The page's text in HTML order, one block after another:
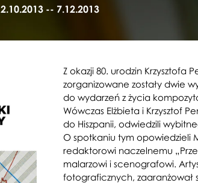
2.10.2013 -- 7.12.2013
Z okazji 80. urodzin
zorganizowane zostały dwie
do wydarzeń z życia
Wówczas Elżbieta i Krzysztof
do Hiszpanii, odwiedzili
O spotkaniu tym opowiedzieli
redaktorowi naczelnemu
malarzowi i scenografowi.
fotograficznych, zaaranżował